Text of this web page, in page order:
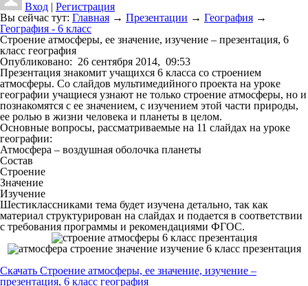
Вход | Регистрация
Вы сейчас тут: Главная → Презентации → География →
География - 6 класс
Строение атмосферы, ее значение, изучение – презентация, 6
класс география
Опубликовано: 26 сентября 2014, 09:53
Презентация знакомит учащихся 6 класса со строением
атмосферы. Со слайдов мультимедийного проекта на уроке
географии учащиеся узнают не только строение атмосферы, но и
познакомятся с ее значением, с изучением этой части природы,
ее ролью в жизни человека и планеты в целом.
Основные вопросы, рассматриваемые на 11 слайдах на уроке
географии:
Атмосфера – воздушная оболочка планеты
Состав
Строение
Значение
Изучение
Шестиклассниками тема будет изучена детально, так как
материал структурирован на слайдах и подается в соответствии
с требования программы и рекомендациями ФГОС.
Скачать Строение атмосферы, ее значение, изучение –
презентация, 6 класс география